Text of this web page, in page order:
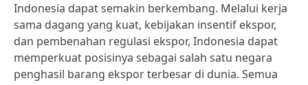
Indonesia dapat semakin berkembang. Melalui kerja
sama dagang yang kuat, kebijakan insentif ekspor,
dan pembenahan regulasi ekspor, Indonesia dapat
memperkuat posisinya sebagai salah satu negara
penghasil barang ekspor terbesar di dunia. Semua